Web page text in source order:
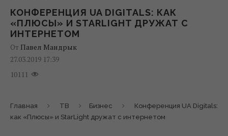
КОНФЕРЕНЦИЯ UA DIGITALS: КАК
«ПЛЮСЫ» И STARLIGHT ДРУЖАТ С
ИНТЕРНЕТОМ
От Павел Мандрык
27.03.2019 17:39
10111
Главная ТВ Бизнес
Конференция UA Digitals:
как «Плюсы» и StarLight дружат с интернетом